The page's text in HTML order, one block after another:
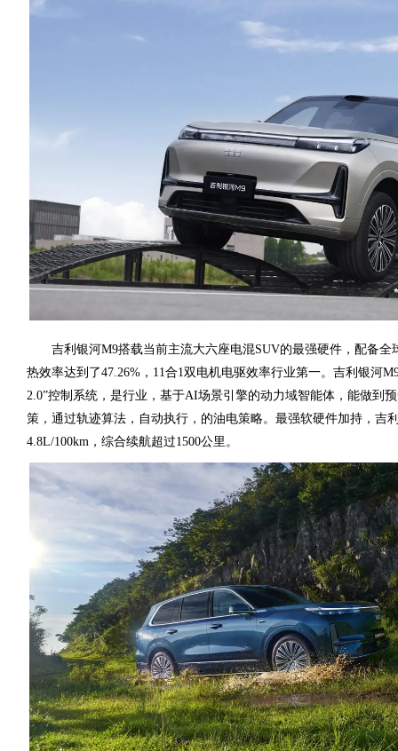
吉利银河M9搭载当前主流大六座电混SUV的最强硬件，配备全
热效率达到了47.26%，11合1双电机电驱效率行业第一。吉利银河
2.0”控制系统，是行业，基于AI场景引擎的动力域智能体，能做到
策，通过轨迹算法，自动执行，的油电策略。最强软硬件加持，吉
4.8L/100km，综合续航超过1500公里。